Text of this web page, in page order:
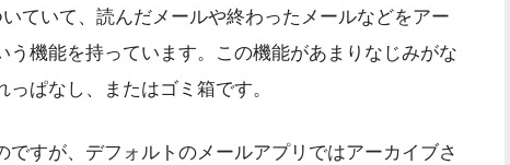
ていて、読んだメールや終わったメールなどをアー
う機能を持っています。この機能があまりなじみがな
ぱなし、またはゴミ箱です。
すが、デフォルトのメールアプリではアーカイブさ